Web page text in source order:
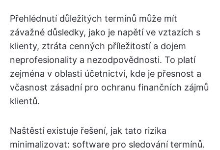
Přehlédnutí důležitých termínů může mít
závažné důsledky, jako je napětí ve vztazích s
klienty, ztráta cenných příležitostí a dojem
neprofesionality a nezodpovědnosti. To platí
zejména v oblasti účetnictví, kde je přesnost a
včasnost zásadní pro ochranu finančních zájmů
klientů.
Naštěstí existuje řešení, jak tato rizika
minimalizovat: software pro sledování termínů.